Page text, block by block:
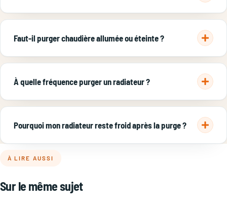
Du plus proche de la chaudière au plus éloigné, et du bas vers
le haut dans une maison à étages : on commence par le rez-
de-chaussée puis on monte.
Faut-il purger chaudière allumée ou éteinte ?
Chaudière éteinte et radiateurs froids, depuis au moins une
remonte correctement que sur une installation à l'arrêt.
À quelle fréquence purger un radiateur ?
Une fois par an, à l'automne avant la remise en route du
chauffage. Un radiateur qui gargouille ou reste froid en haut
doit être purgé sans attendre.
Pourquoi mon radiateur reste froid après la purge ?
(désembouage nécessaire) ou un robinet thermostatique
faites intervenir un chauffagiste.
À LIRE AUSSI
Sur le même sujet